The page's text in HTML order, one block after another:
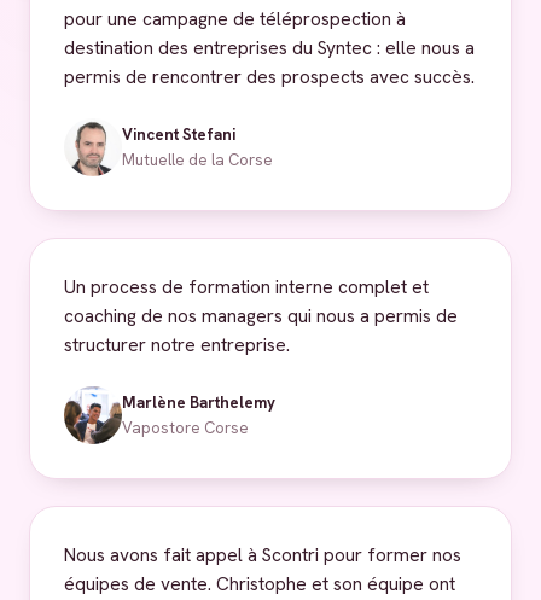
pour une campagne de téléprospection à
destination des entreprises du Syntec : elle nous a
permis de rencontrer des prospects avec succès.
Vincent Stefani
Mutuelle de la Corse
Un process de formation interne complet et
coaching de nos managers qui nous a permis de
structurer notre entreprise.
Marlène Barthelemy
Vapostore Corse
Nous avons fait appel à Scontri pour former nos
équipes de vente. Christophe et son équipe ont